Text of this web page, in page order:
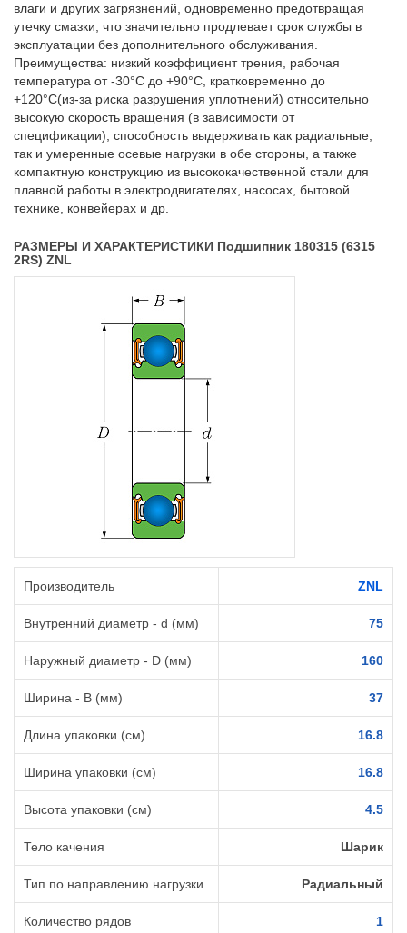
влаги и других загрязнений, одновременно предотвращая
утечку смазки, что значительно продлевает срок службы в
эксплуатации без дополнительного обслуживания.
Преимущества: низкий коэффициент трения, рабочая
температура от -30°C до +90°C, кратковременно до
+120°C(из-за риска разрушения уплотнений) относительно
высокую скорость вращения (в зависимости от
спецификации), способность выдерживать как радиальные,
так и умеренные осевые нагрузки в обе стороны, а также
компактную конструкцию из высококачественной стали для
плавной работы в электродвигателях, насосах, бытовой
технике, конвейерах и др.
РАЗМЕРЫ И ХАРАКТЕРИСТИКИ Подшипник 180315 (6315
2RS) ZNL
Производитель ZNL
Внутренний диаметр - d (мм) 75
Наружный диаметр - D (мм) 160
Ширина - B (мм) 37
Длина упаковки (см) 16.8
Ширина упаковки (см) 16.8
Высота упаковки (см) 4.5
Тело качения Шарик
Тип по направлению нагрузки Радиальный
Количество рядов 1